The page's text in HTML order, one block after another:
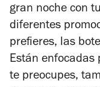
gran noche con
diferentes
prefieres, las
Están enfocadas
te preocupes,